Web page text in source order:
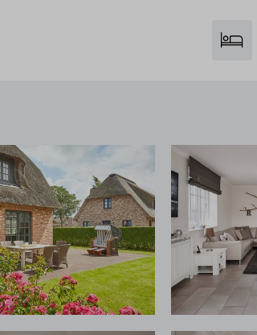
Insel Föhr Exklusiv
04681 7461780
Persönliche Beratung